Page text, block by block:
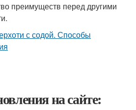
преимуществ перед другими
на сайте: